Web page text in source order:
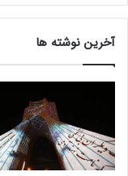
آخرین نوشته ها